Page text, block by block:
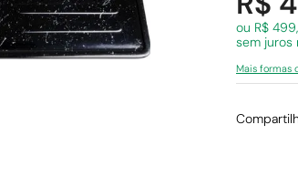
ou R$
sem juros
Mais formas